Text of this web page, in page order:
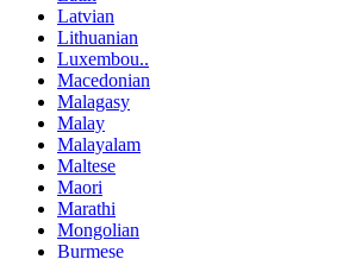
Latvian
Lithuanian
Luxembou..
Macedonian
Malagasy
Malay
Malayalam
Maltese
Maori
Marathi
Mongolian
Burmese